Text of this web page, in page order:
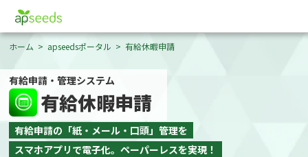
ホーム apseedsポータル 有給休暇申請
有給申請・管理システム
有給休暇申請
有給申請の「紙・メール・口頭」管理を
スマホアプリで電子化。ペーパーレスを実現！